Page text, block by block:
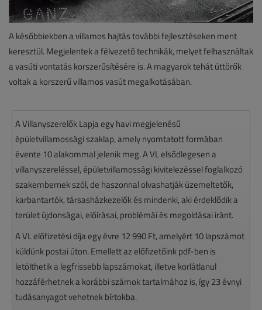
A későbbiekben a villamos hajtás további fejlesztéseken ment
keresztül. Megjelentek a félvezető technikák, melyet felhasználtak
a vasúti vontatás korszerűsítésére is. A magyarok tehát úttörők
voltak a korszerű villamos vasút megalkotásában.
A Villanyszerelők Lapja egy havi megjelenésű
épületvillamossági szaklap, amely nyomtatott formában
évente 10 alakommal jelenik meg. A VL elsődlegesen a
villanyszereléssel, épületvillamossági kivitelezéssel foglalkozó
szakembernek szól, de haszonnal olvashatják üzemeltetők,
karbantartók, társasházkezelők és mindenki, aki érdeklődik a
terület újdonságai, előírásai, problémái és megoldásai iránt.
A VL előfizetési díja egy évre 12 990 Ft, amelyért 10 lapszámot
küldünk postai úton. Emellett az előfizetőink pdf-ben is
letölthetik a legfrissebb lapszámokat, illetve korlátlanul
hozzáférhetnek a korábbi számok tartalmához is, így 23 évnyi
tudásanyagot vehetnek bírtokba.